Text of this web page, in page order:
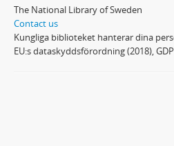
The National Library of Sweden
Contact us
Kungliga biblioteket hanterar dina
EU:s dataskyddsförordning (2018),